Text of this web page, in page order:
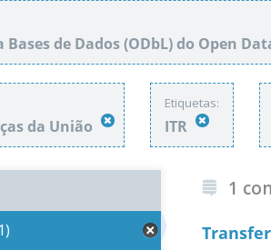
de Dados (ODbL) do Open
da União
Etiquetas:
ITR
1